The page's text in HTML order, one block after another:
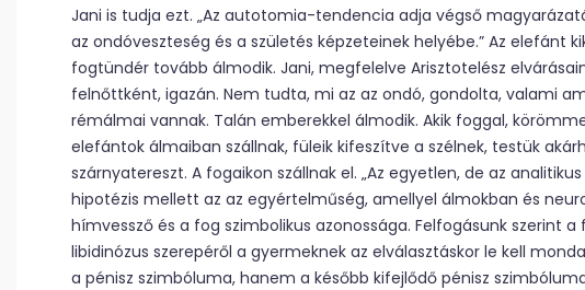
Jani is tudja ezt. „Az autotomia-tendencia adja végső
az ondóveszteség és a születés képzeteinek helyébe.” Az elefánt
fogtündér tovább álmodik. Jani, megfelelve Arisztotelész
felnőttként, igazán. Nem tudta, mi az az ondó, gondolta, valami
rémálmai vannak. Talán emberekkel álmodik. Akik foggal,
elefántok álmaiban szállnak, füleik kifeszítve a szélnek, testük
szárnyatereszt. A fogaikon szállnak el. „Az egyetlen, de az
hipotézis mellett az az egyértelműség, amellyel álmokban és
hímvessző és a fog szimbolikus azonossága. Felfogásunk szerint
libidinózus szerepéről a gyermeknek az elválasztáskor le kell
a pénisz szimbóluma, hanem a később kifejlődő pénisz